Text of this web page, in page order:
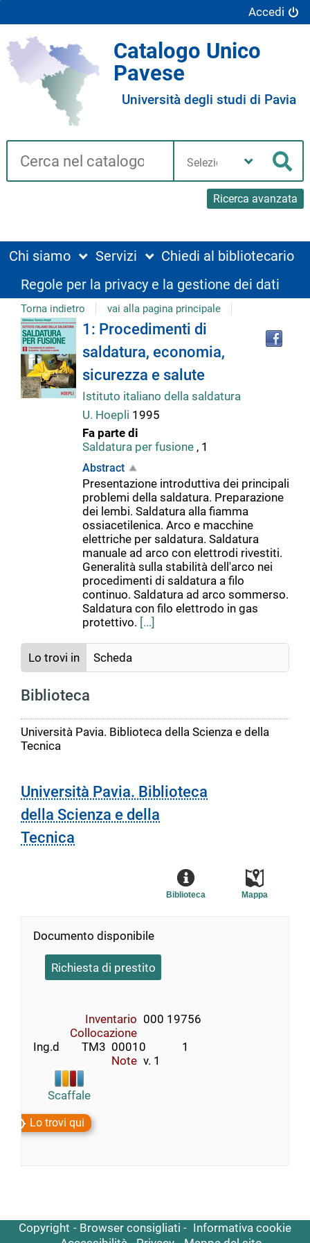
Accedi
Catalogo Unico
Pavese
Università degli studi di Pavia
Cerca su "Catalogo"
Ricerca avanzata
biblioteca
Chi siamo Servizi
Chiedi al bibliotecario
Regole per la privacy e la gestione dei dati
Torna indietro vai alla pagina principale
Dettaglio
del
documento
1: Procedimenti di
saldatura, economia,
sicurezza e salute
Istituto italiano della saldatura
U. Hoepli 1995
Fa parte di
Saldatura per fusione, 1
Abstract
Presentazione introduttiva dei principali
problemi della saldatura. Preparazione
dei lembi. Saldatura alla fiamma
ossiacetilenica. Arco e macchine
elettriche per saldatura. Saldatura
manuale ad arco con elettrodi rivestiti.
Generalità sulla stabilità dell'arco nei
procedimenti di saldatura a filo
continuo. Saldatura ad arco sommerso.
Saldatura con filo elettrodo in gas
protettivo. [...]
Lo trovi in Scheda
Biblioteca
Università Pavia. Biblioteca della Scienza e della
Tecnica
Università Pavia. Biblioteca
della Scienza e della
Tecnica
Mappa
Biblioteca
Documento disponibile
Richiesta di prestito
Inventario 000 19756
Collocazione
Ing.d        TM3  00010             1
Note v. 1
Scaffale
Lo trovi qui
Copyright Browser consigliati
Informativa cookie